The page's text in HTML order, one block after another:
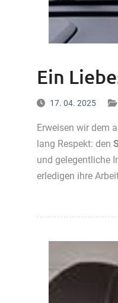
Ein
17. 04. 2025
Erweisen wir dem
lang Respekt: den
und gelegentliche
erledigen ihre